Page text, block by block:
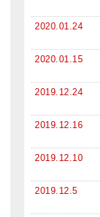
2020.01.24
2020.01.15
2019.12.24
2019.12.16
2019.12.10
2019.12.5